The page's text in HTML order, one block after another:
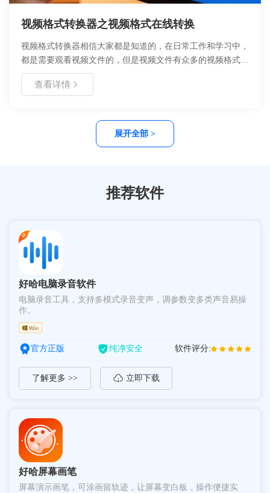
视频格式转换器之视频格式在线转换
视频格式转换器相信大家都是知道的，在日常工作和学习中，
都是需要观看视频文件的，但是视频文件有众多的视频格式：
MP4、MKV、MOV、AVI、SWF、FLV、WEBM等等，每个
视频格式的画质以及设备兼容性都不一样，MP4格式几乎被所
普遍的视频格式。以下为大家展示如何使用视频格式转换器转
查看详情
展开全部 >
推荐软件
好哈电脑录音软件
电脑录音工具，支持多模式录音变声，调参数变多类声音易操
作。
官方正版 纯净安全 软件评分:
了解更多 >> 立即下载
好哈屏幕画笔
屏幕演示画笔，可涂画留轨迹，让屏幕变白板，操作便捷实